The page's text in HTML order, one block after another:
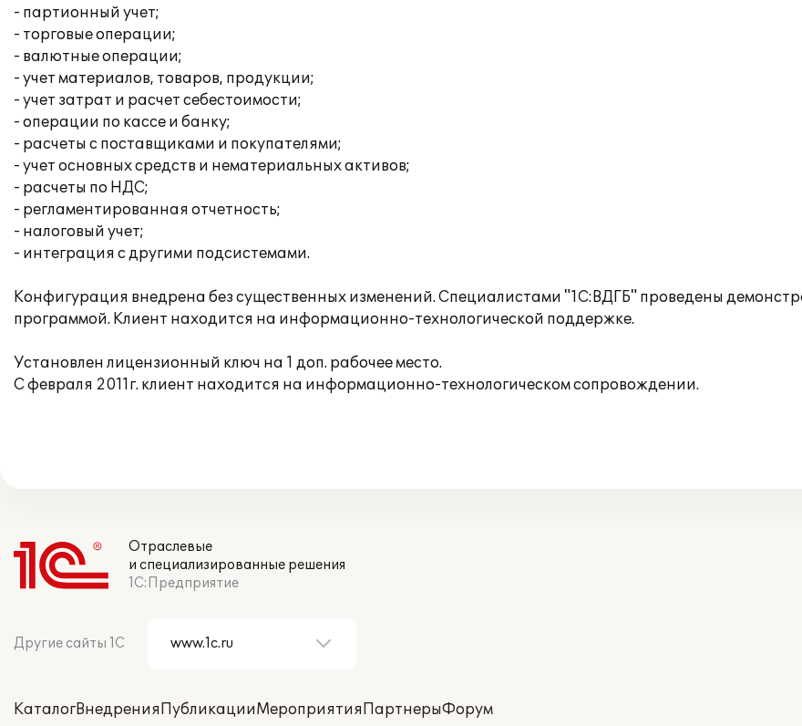
- партионный учет;
- торговые операции;
- валютные операции;
- учет материалов, товаров, продукции;
- учет затрат и расчет себестоимости;
- операции по кассе и банку;
- расчеты с поставщиками и покупателями;
- учет основных средств и нематериальных активов;
- расчеты по НДС;
- регламентированная отчетность;
- налоговый учет;
- интеграция с другими подсистемами.
Конфигурация внедрена без существенных изменений. Специалистами "1С:ВДГБ" проведены
программой. Клиент находится на информационно-технологической поддержке.
Установлен лицензионный ключ на 1 доп. рабочее место.
С февраля 2011г. клиент находится на информационно-технологическом сопровождении.
Отраслевые
и специализированные решения
1С:Предприятие
Другие сайты 1С
КаталогВнедренияПубликацииМероприятияПартнерыФорум